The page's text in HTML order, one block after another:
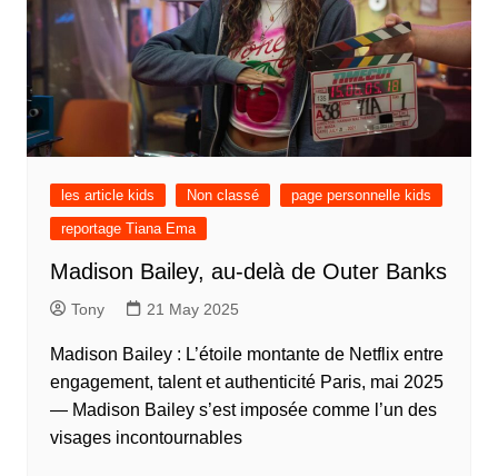
les article kids Non classé
page personnelle kids
reportage Tiana Ema
Madison Bailey, au-delà de Outer Banks
Tony 21 May 2025
Madison Bailey : L’étoile montante de Netflix entre
engagement, talent et authenticité Paris, mai 2025
— Madison Bailey s’est imposée comme l’un des
visages incontournables